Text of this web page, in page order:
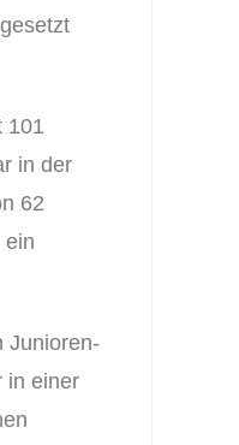
101
in der
62
ein
Junioren-
in einer